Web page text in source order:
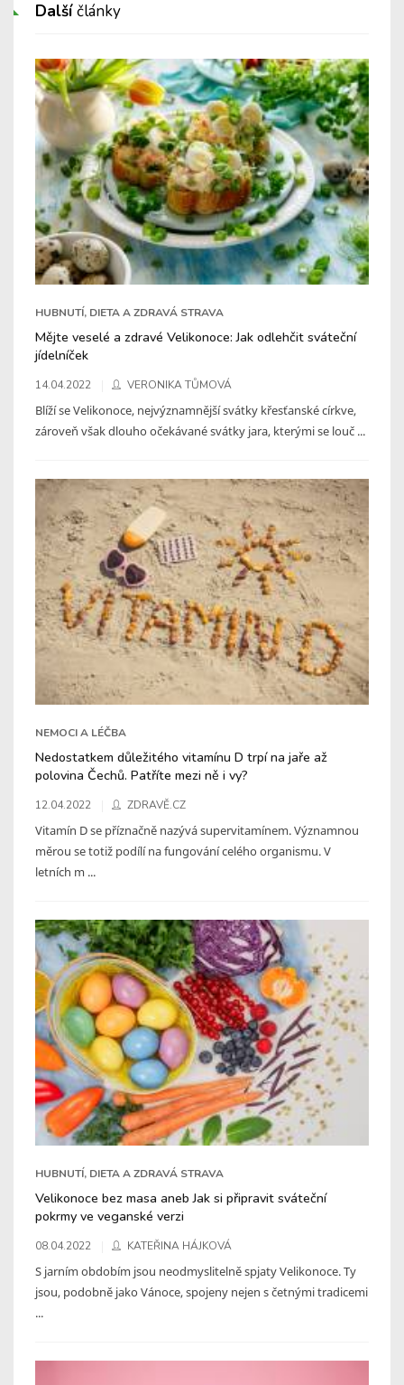
Dalšíčlánky
HUBNUTÍ, DIETA A ZDRAVÁ STRAVA
Mějte veselé a zdravé Velikonoce: Jak odlehčit sváteční
jídelníček
14.04.2022 VERONIKA TŮMOVÁ
Blíží se Velikonoce, nejvýznamnější svátky křesťanské církve,
zároveň však dlouho očekávané svátky jara, kterými se louč ...
NEMOCI A LÉČBA
Nedostatkem důležitého vitamínu D trpí na jaře až
polovina Čechů. Patříte mezi ně i vy?
12.04.2022 ZDRAVĚ.CZ
Vitamín D se příznačně nazývá supervitamínem. Významnou
měrou se totiž podílí na fungování celého organismu. V
letních m ...
HUBNUTÍ, DIETA A ZDRAVÁ STRAVA
Velikonoce bez masa aneb Jak si připravit sváteční
pokrmy ve veganské verzi
08.04.2022 KATEŘINA HÁJKOVÁ
S jarním obdobím jsou neodmyslitelně spjaty Velikonoce. Ty
jsou, podobně jako Vánoce, spojeny nejen s četnými tradicemi
...